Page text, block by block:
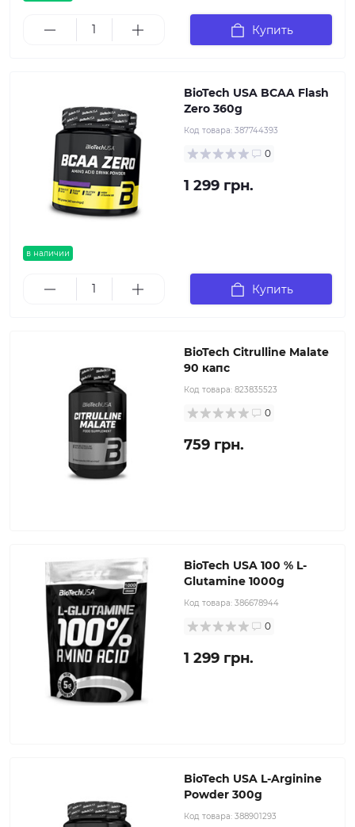
Купить
в наличии
BioTech USA BCAA Flash
Zero 360g
Код товара: 387744393
0
1 299 грн.
Купить
BioTech Citrulline Malate
90 капс
Код товара: 823835523
0
759 грн.
BioTech USA 100 % L-
Glutamine 1000g
Код товара: 386678944
0
1 299 грн.
BioTech USA L-Arginine
Powder 300g
Код товара: 388901293